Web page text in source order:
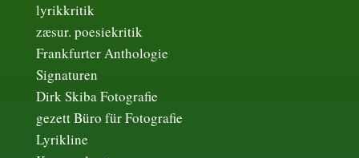
lyrikkritik
zæsur. poesiekritik
Frankfurter Anthologie
Signaturen
Dirk Skiba Fotografie
gezett Büro für Fotografie
Lyrikline